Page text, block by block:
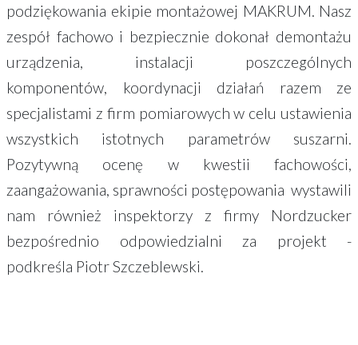
podziękowania ekipie montażowej MAKRUM. Nasz
zespół fachowo i bezpiecznie dokonał demontażu
urządzenia, instalacji poszczególnych
komponentów, koordynacji działań razem ze
specjalistami z firm pomiarowych w celu ustawienia
wszystkich istotnych parametrów suszarni.
Pozytywną ocenę w kwestii fachowości,
zaangażowania, sprawności postępowania wystawili
nam również inspektorzy z firmy Nordzucker
bezpośrednio odpowiedzialni za projekt -
podkreśla Piotr Szczeblewski.